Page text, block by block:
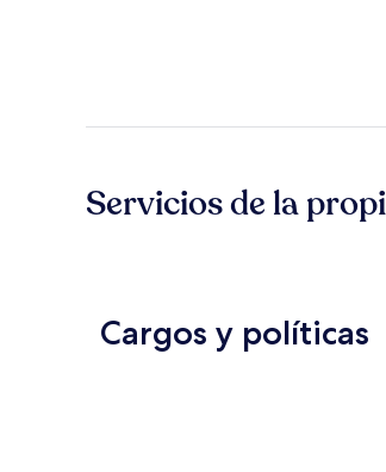
Servicios de la
Cargos y políticas